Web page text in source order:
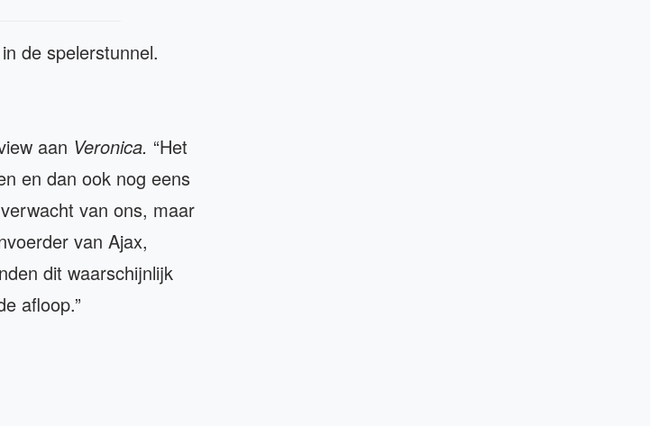
de spelerstunnel.
aan Veronica. “Het
en dan ook nog eens
van ons, maar
van Ajax,
dit waarschijnlijk
afloop.”